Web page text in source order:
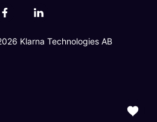
Klarna Technologies AB